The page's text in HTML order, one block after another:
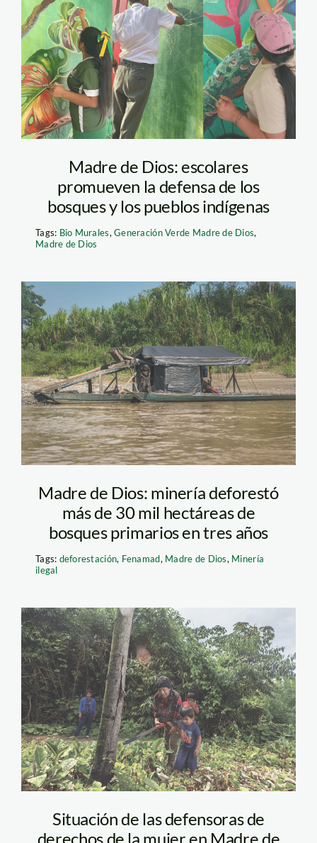
generacion-verde-2
Madre de Dios: escolares
promueven la defensa de los
bosques y los pueblos indígenas
Tags: Bio Murales,Generación Verde Madre de Dios,
Madre de Dios
Draga mineria ilegal
Foto Diego Perez
SPDA
Madre de Dios: minería deforestó
más de 30 mil hectáreas de
bosques primarios en tres años
Tags: deforestación, Fenamad, Madre de Dios, Minería
ilegal
isabel-yalico-
defensora-foto
Giancarlo Shibayama
SPDA
Situación de las defensoras de
derechos de la mujer en Madre de